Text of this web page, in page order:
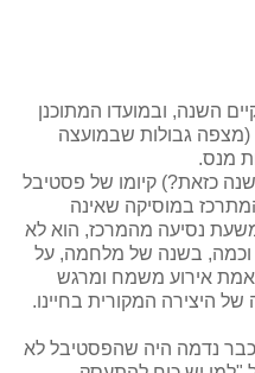
השנה, ובמועדו המתוכנן
(מצפה גבולות שבמועצה
מנס.
כזאת?) קיומו של פסטיבל
במוסיקה שאינה
נסיעה מהמרכז, הוא לא
וכמה, בשנה של מלחמה, על
באמת אירוע משמח ומרגש
היצירה המקורית בחיינו.
נדמה היה שהפסטיבל לא